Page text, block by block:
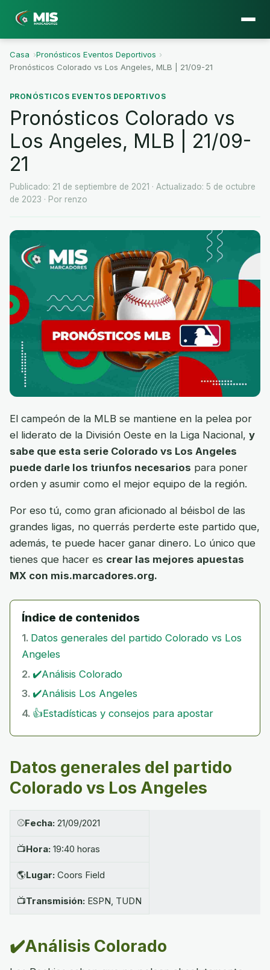
Casa ›Pronósticos Eventos Deportivos ›
Pronósticos Colorado vs Los Angeles, MLB | 21/09-21
PRONÓSTICOS EVENTOS DEPORTIVOS
Pronósticos Colorado vs
Los Angeles, MLB | 21/09-
21
Publicado: 21 de septiembre de 2021 · Actualizado: 5 de octubre
de 2023 · Por renzo
El campeón de la MLB se mantiene en la pelea por
el liderato de la División Oeste en la Liga Nacional, y
sabe que esta serie Colorado vs Los Angeles
puede darle los triunfos necesarios para poner
orden y asumir como el mejor equipo de la región.
Por eso tú, como gran aficionado al béisbol de las
grandes ligas, no querrás perderte este partido que,
además, te puede hacer ganar dinero. Lo único que
tienes que hacer es crear las mejores apuestas
MX con mis.marcadores.org.
Índice de contenidos
Datos generales del partido Colorado vs Los
Angeles
✔️Análisis Colorado
✔️Análisis Los Angeles
👍Estadísticas y consejos para apostar
Datos generales del partido
Colorado vs Los Angeles
⚾Fecha:21/09/2021
📺Hora: 19:40 horas
🌎Lugar:Coors Field
📺Transmisión: ESPN, TUDN
✔️Análisis Colorado